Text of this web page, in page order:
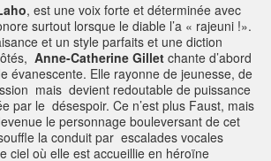
, est une voix forte et déterminée avec
surtout lorsque le diable l’a « rajeuni !».
et un style parfaits et une diction
Anne-Catherine Gillet chante d’abord
évanescente. Elle rayonne de jeunesse, de
mais devient redoutable de puissance
par le désespoir. Ce n’est plus Faust, mais
le personnage bouleversant de cet
la conduit par escalades vocales
ciel où elle est accueillie en héroïne